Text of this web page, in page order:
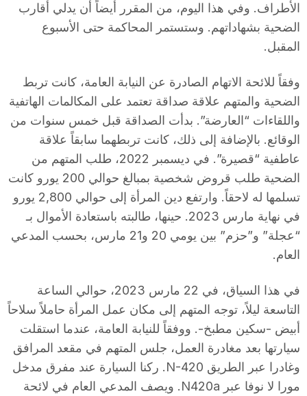
الأطراف. وفي هذا اليوم، من المقرر أيضاً أن يدلي أقارب
الضحية بشهاداتهم. وستستمر المحاكمة حتى الأسبوع
المقبل.
وفقاً للائحة الاتهام الصادرة عن النيابة العامة، كانت تربط
الضحية والمتهم علاقة صداقة تعتمد على المكالمات الهاتفية
واللقاءات “العارضة”. بدأت الصداقة قبل خمس سنوات من
الوقائع. بالإضافة إلى ذلك، كانت تربطهما سابقاً علاقة
عاطفية “قصيرة”. في ديسمبر 2022، طلب المتهم من
الضحية طلب قروض شخصية بمبالغ حوالي 200 يورو كانت
تسلمها له لاحقاً. وارتفع دين المرأة إلى حوالي 2,800 يورو
في نهاية مارس 2023. حينها، طالبته باستعادة الأموال بـ
“عجلة” و”حزم” بين يومي 20 و21 مارس، بحسب المدعي
العام.
في هذا السياق، في 22 مارس 2023، حوالي الساعة
التاسعة ليلاً، توجه المتهم إلى مكان عمل المرأة حاملاً سلاحاً
أبيض -سكين مطبخ-. ووفقاً للنيابة العامة، عندما استقلت
سيارتها بعد مغادرة العمل، جلس المتهم في مقعد المرافق
وغادرا عبر الطريق N-420. ركنا السيارة عند مفرق مدخل
مورا لا نوفا عبر N420a. ويصف المدعي العام في لائحة